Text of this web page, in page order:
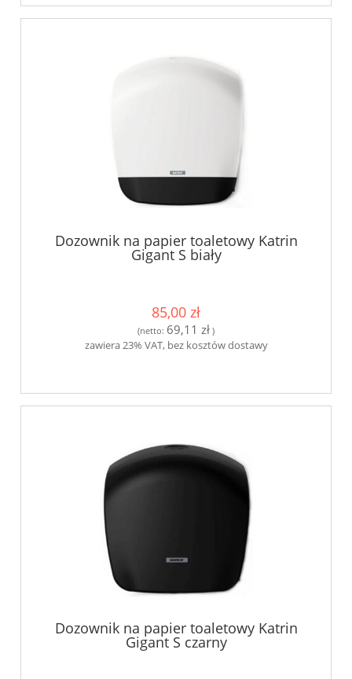
Dozownik na papier toaletowy Katrin
Gigant S biały
85,00 zł
(netto: 69,11 zł )
zawiera 23% VAT, bez kosztów dostawy
Dozownik na papier toaletowy Katrin
Gigant S czarny